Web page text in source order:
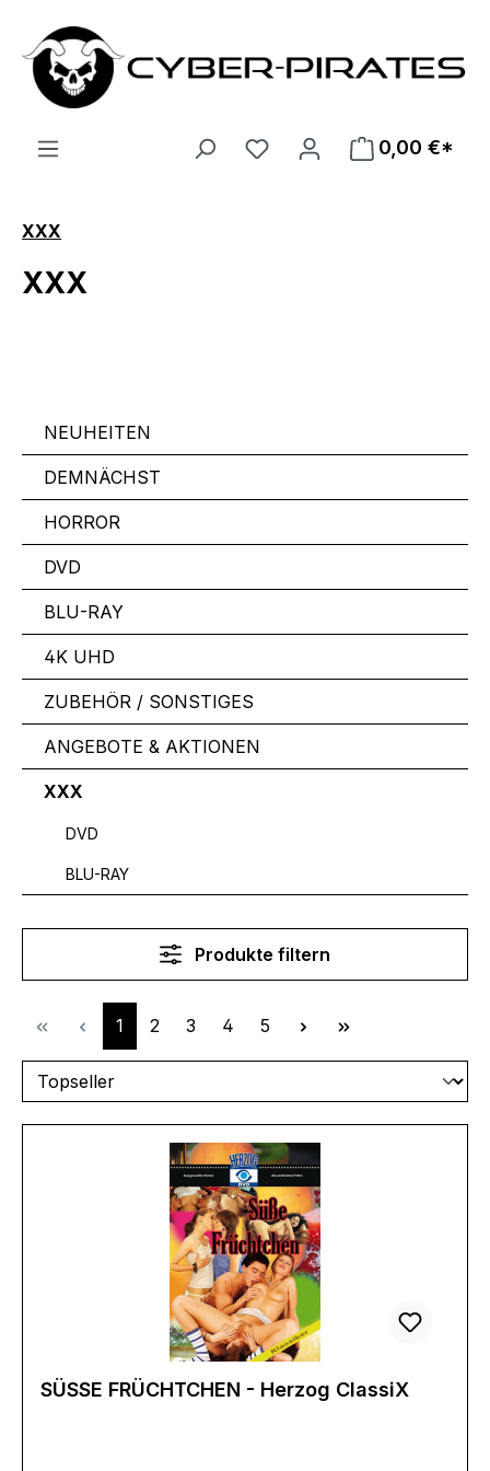
Zum Hauptinhalt springen
0,00 €*
XXX
XXX
NEUHEITEN
DEMNÄCHST
HORROR
DVD
BLU-RAY
4K UHD
ZUBEHÖR / SONSTIGES
ANGEBOTE & AKTIONEN
XXX
DVD
BLU-RAY
Produkte filtern
Seite
1 Seite
2 Seite
3 Seite
4 Seite
5
SÜSSE FRÜCHTCHEN - Herzog ClassiX